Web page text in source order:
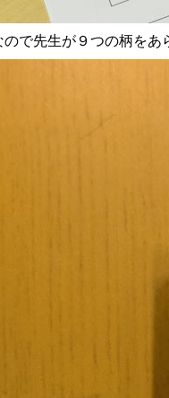
で先生が９つの柄をあ